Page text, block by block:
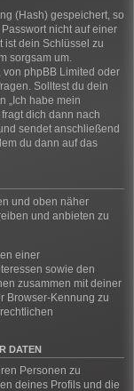
(Hash) gespeichert, so
nicht auf einer
ist dein Schlüssel zu
sorgsam um.
von phpBB Limited oder
Solltest du dein
„Ich habe mein
dich dann nach
sendet anschließend
du dann auf das
und oben näher
und anbieten zu
einer
sowie den
zusammen mit deiner
Browser-Kennung zu
DATEN
Personen zu
deines Profils und die